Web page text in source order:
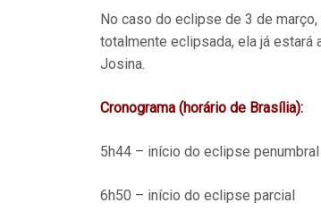
No caso do eclipse de 3 de
totalmente eclipsada, ela já estará
Josina.
Cronograma (horário de Brasília):
5h44 – início do eclipse penumbral
6h50 – início do eclipse parcial